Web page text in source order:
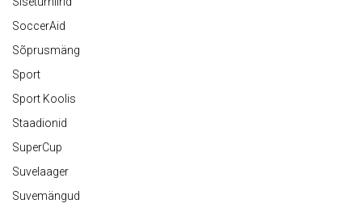
SoccerAid
Sõprusmäng
Sport
Sport Koolis
Staadionid
SuperCup
Suvelaager
Suvemängud